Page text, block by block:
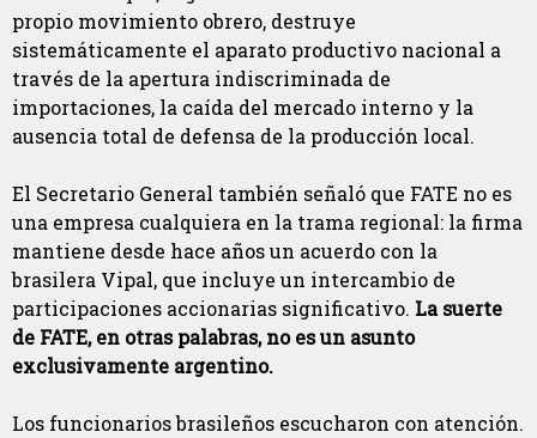
propio movimiento obrero, destruye
sistemáticamente el aparato productivo nacional a
través de la apertura indiscriminada de
importaciones, la caída del mercado interno y la
ausencia total de defensa de la producción local.
El Secretario General también señaló que FATE no es
una empresa cualquiera en la trama regional: la firma
mantiene desde hace años un acuerdo con la
brasilera Vipal, que incluye un intercambio de
participaciones accionarias significativo. La suerte
de FATE, en otras palabras, no es un asunto
exclusivamente argentino.
Los funcionarios brasileños escucharon con atención.